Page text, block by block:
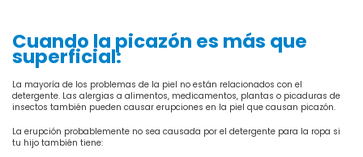
Cuando la picazón es más que
superficial:
La mayoría de los problemas de la piel no están relacionados con el
detergente. Las alergias a alimentos, medicamentos, plantas o picaduras de
insectos también pueden causar erupciones en la piel que causan picazón.
La erupción probablemente no sea causada por el detergente para la ropa si
tu hijo también tiene: